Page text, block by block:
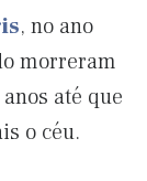
, no ano
morreram
até que
o céu.